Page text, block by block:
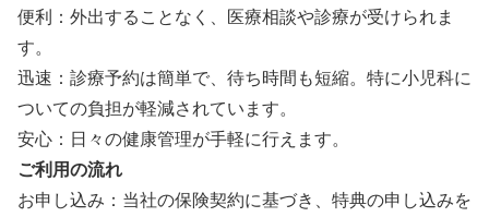
便利：外出することなく、医療相談や診療が受けられま
す。
迅速：診療予約は簡単で、待ち時間も短縮。特に小児科に
ついての負担が軽減されています。
安心：日々の健康管理が手軽に行えます。
ご利用の流れ
お申し込み：当社の保険契約に基づき、特典の申し込みを